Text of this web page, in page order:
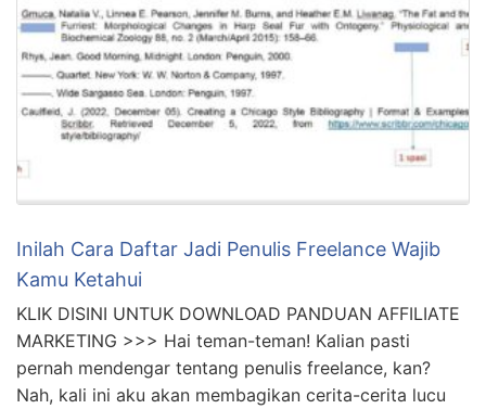
Inilah Cara Daftar Jadi Penulis Freelance Wajib
Kamu Ketahui
KLIK DISINI UNTUK DOWNLOAD PANDUAN AFFILIATE
MARKETING >>> Hai teman-teman! Kalian pasti
pernah mendengar tentang penulis freelance, kan?
Nah, kali ini aku akan membagikan cerita-cerita lucu